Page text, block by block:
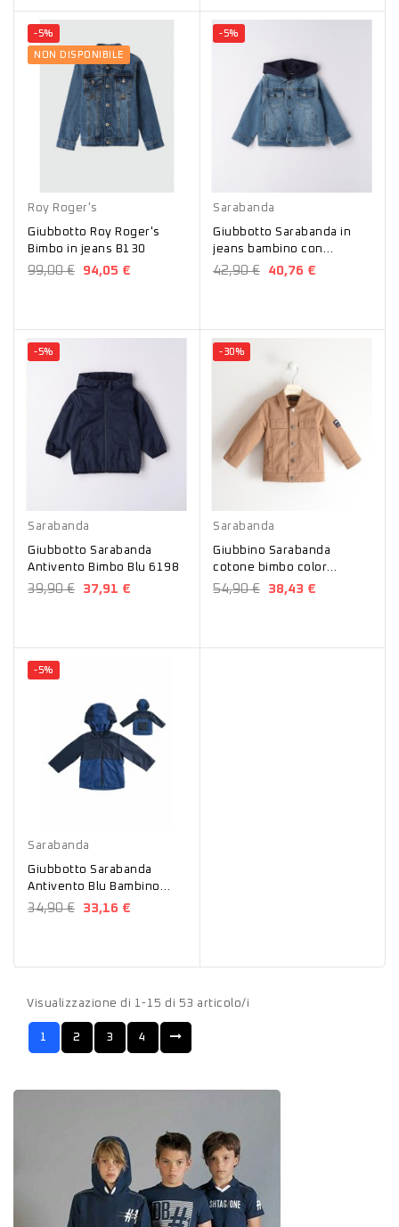
-5%
NON DISPONIBILE
Roy Roger's
Giubbotto Roy Roger's
Bimbo in jeans B130
99,00 € 94,05 €
-5%
Sarabanda
Giubbotto Sarabanda in
jeans bambino con
cappuccio D6170/00 B601
42,90 € 40,76 €
-5%
Sarabanda
Giubbotto Sarabanda
Antivento Bimbo Blu 6198
39,90 € 37,91 €
-30%
Sarabanda
Giubbino Sarabanda
cotone bimbo color
biscotto 04163/00
54,90 € 38,43 €
-5%
Sarabanda
Giubbotto Sarabanda
Antivento Blu Bambino
D4136
34,90 € 33,16 €
Visualizzazione di 1-15 di 53 articolo/i
1 2 3 4